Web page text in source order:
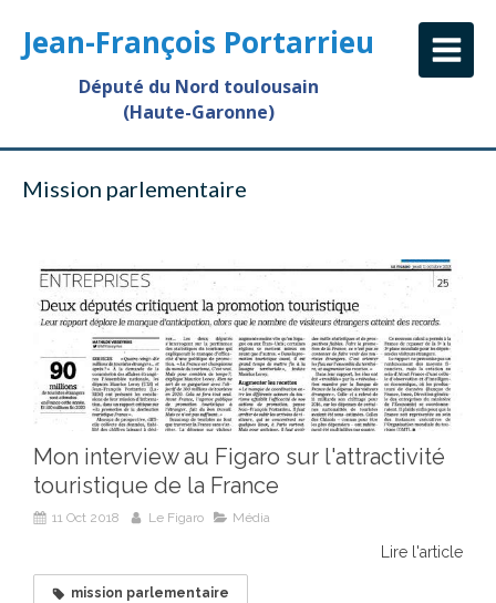
Jean-François Portarrieu
Député du Nord toulousain
(Haute-Garonne)
Mission parlementaire
Mon interview au Figaro sur l'attractivité
touristique de la France
11 Oct 2018 Le Figaro Média
Lire l'article
mission parlementaire